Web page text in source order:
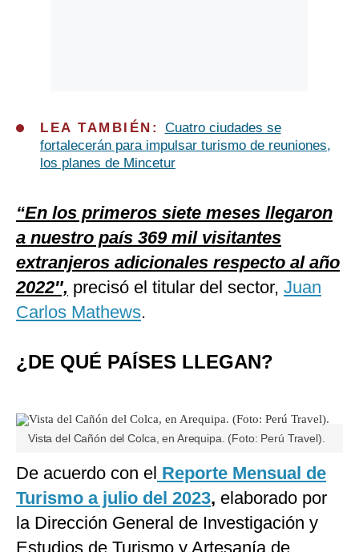
LEA TAMBIÉN: Cuatro ciudades se
fortalecerán para impulsar turismo de reuniones,
los planes de Mincetur
“En los primeros siete meses llegaron
a nuestro país 369 mil visitantes
extranjeros adicionales respecto al año
2022″, precisó el titular del sector, Juan
Carlos Mathews.
¿DE QUÉ PAÍSES LLEGAN?
Vista del Cañón del Colca, en Arequipa. (Foto: Perú Travel).
De acuerdo con el Reporte Mensual de
Turismo a julio del 2023, elaborado por
la Dirección General de Investigación y
Estudios de Turismo y Artesanía de